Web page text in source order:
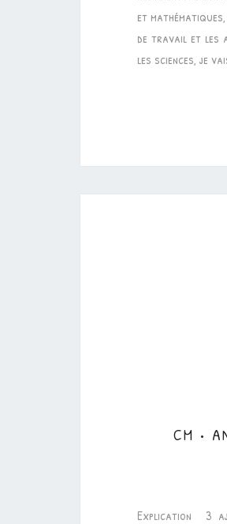
et
de travail et les
les sciences, je
CM •
Explication 3